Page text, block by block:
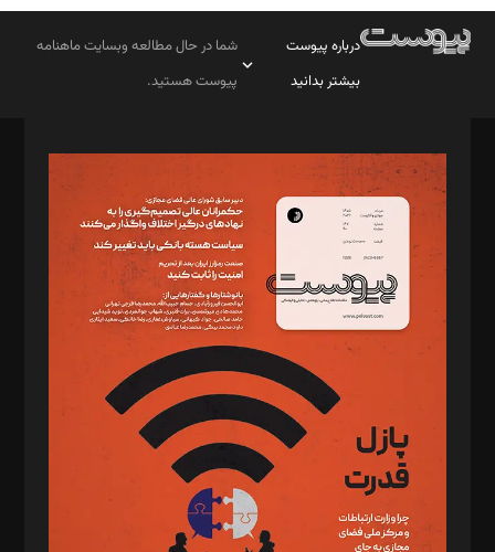
درباره پیوست
بیشتر بدانید
شما در حال مطالعه وبسایت ماهنامه
پیوست هستید.
مدیر مسئول: محمدباقر اثنی‌عشری
سردبیر: مهرک محمودی
دبیر تحریریه: میثم قاسمی
د‌بیر ناداستان: سمانه سمیع
د‌بیر خدمت و تجارت: ابوالفضل رجبی
د‌بیر حقوق فناوری: حسام‌الدین ایپکچی
د‌بیر پیوست جهان: مینا پاکدل
د‌بیر تحریریه آنلاین: بابک نقاش
تحریریه‌: مجتبی محمود‌ی، آرش برهمند، یسنا امان‌پور، سروش کرمیان،
مصطفی مسجدی آرانی، ابوالفضل رجبی، زهرا فکرانه، فائزه فتحی
رستمی،مصطفی باستان
ویرایش: نگار استاد‌‌آقا
طراح یونیفرم: مجید توکلی